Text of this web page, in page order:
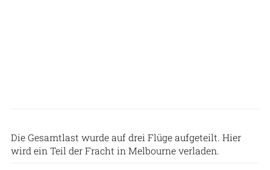
Die Gesamtlast wurde auf drei Flüge aufgeteilt. Hier
wird ein Teil der Fracht in Melbourne verladen.